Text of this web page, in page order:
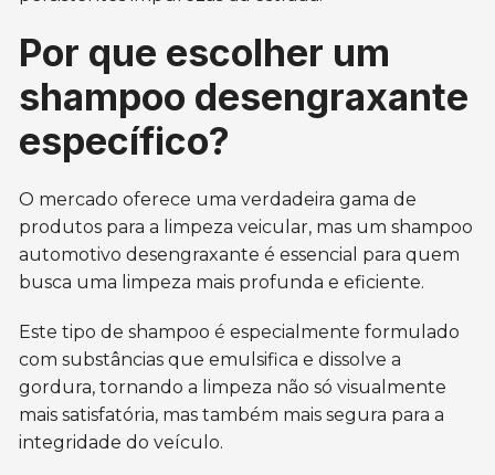
Por que escolher um
shampoo desengraxante
específico?
O mercado oferece uma verdadeira gama de
produtos para a limpeza veicular, mas um shampoo
automotivo desengraxante é essencial para quem
busca uma limpeza mais profunda e eficiente.
Este tipo de shampoo é especialmente formulado
com substâncias que emulsifica e dissolve a
gordura, tornando a limpeza não só visualmente
mais satisfatória, mas também mais segura para a
integridade do veículo.